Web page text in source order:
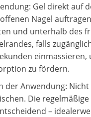
Gel direkt auf
Nagel
und unterhalb des
falls
einmassieren,
zu fördern.
der Anwendung:
Die
–